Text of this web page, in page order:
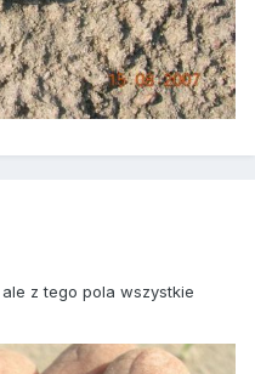
z tego pola wszystkie